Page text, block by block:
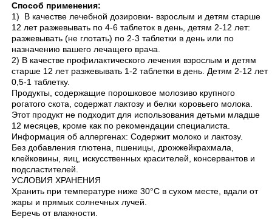
Способ применения:
1) В качестве лечебной дозировки- взрослым и детям старше
12 лет разжевывать по 4-6 таблеток в день, детям 2-12 лет:
разжевывать (не глотать) по 2-3 таблетки в день или по
назначению вашего лечащего врача.
2) В качестве профилактического лечения взрослым и детям
старше 12 лет разжевывать 1-2 таблетки в день. Детям 2-12 лет
0,5-1 таблетку.
Продукты, содержащие порошковое молозиво крупного
рогатого скота, содержат лактозу и белки коровьего молока.
Этот продукт не подходит для использования детьми младше
12 месяцев, кроме как по рекомендации специалиста.
Информация об аллергенах: Содержит молоко и лактозу.
Без добавления глютена, пшеницы, дрожжейкрахмала,
клейковины, яиц, искусственных красителей, консервантов и
подсластителей.
УСЛОВИЯ ХРАНЕНИЯ
Хранить при температуре ниже 30°C в сухом месте, вдали от
жары и прямых солнечных лучей.
Беречь от влажности.